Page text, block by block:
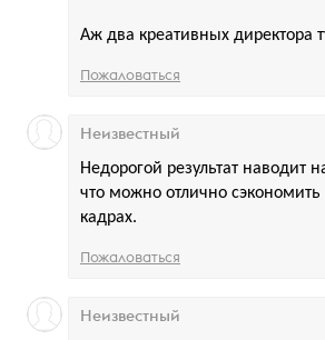
Аж два креативных директора
Пожаловаться
Недорогой результат наводит
что можно отлично сэкономить
кадрах.
Неизвестный
Пожаловаться
Неизвестный